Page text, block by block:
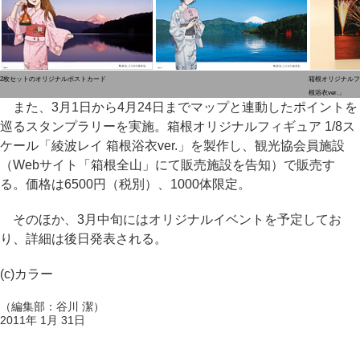
2枚セットのオリジナルポストカード
箱根オリジナル
根浴衣ver.」
また、3月1日から4月24日までマップと連動したポイントを
巡るスタンプラリーを実施。箱根オリジナルフィギュア 1/8ス
ケール「綾波レイ 箱根浴衣ver.」を製作し、観光協会員施設
（Webサイト「箱根全山」にて販売施設を告知）で販売す
る。価格は6500円（税別）、1000体限定。
そのほか、3月中旬にはオリジナルイベントを予定してお
り、詳細は後日発表される。
(c)カラー
（編集部：谷川 潔）
2011年 1月 31日